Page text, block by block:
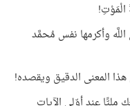
الْمَوْتِ!
وأكرمها نفس مُحمَّد
المعنى الدقيق ويقصده!